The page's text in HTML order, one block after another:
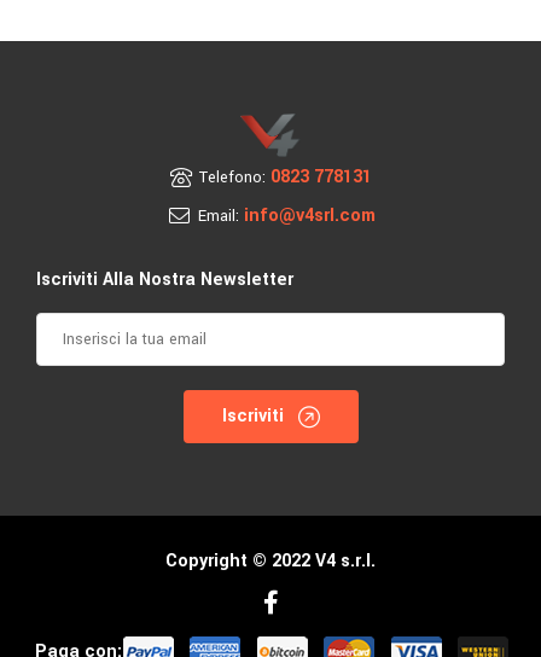
Telefono: 0823 778131
Email: info@v4srl.com
Iscriviti Alla Nostra Newsletter
Iscriviti
Copyright © 2022 V4 s.r.l.
Paga con: